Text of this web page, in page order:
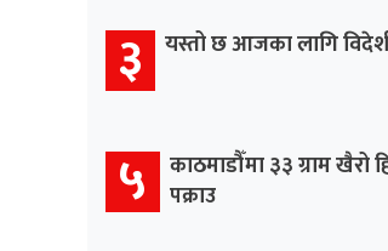
३ यस्तो छ आजका लागि
५ काठमाडौँमा ३३ ग्राम खैरो
पक्राउ